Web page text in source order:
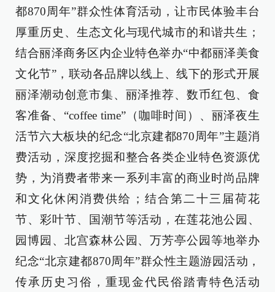
都870周年”群众性体育活动，让市民体验丰台
厚重历史、生态文化与现代城市的和谐共生；
结合丽泽商务区内企业特色举办“中都丽泽美食
文化节”，联动各品牌以线上、线下的形式开展
丽泽潮动创意市集、丽泽推荐、数币红包、食
客准备、“coffee time”（咖啡时间）、丽泽夜生
活节六大板块的纪念“北京建都870周年”主题消
费活动，深度挖掘和整合各类企业特色资源优
势，为消费者带来一系列丰富的商业时尚品牌
和文化休闲消费供给；结合第二十三届荷花
节、彩叶节、国潮节等活动，在莲花池公园、
园博园、北宫森林公园、万芳亭公园等地举办
纪念“北京建都870周年”群众性主题游园活动，
传承历史习俗，重现金代民俗踏青特色活动